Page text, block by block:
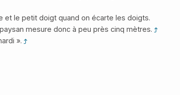
et le petit doigt quand on écarte les doigts.
mesure donc à peu près cinq mètres.
».